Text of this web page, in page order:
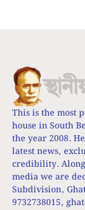
This is the most
house in South
the year 2008.
latest news,
credibility.
media we are
Subdivision,
9732738015,